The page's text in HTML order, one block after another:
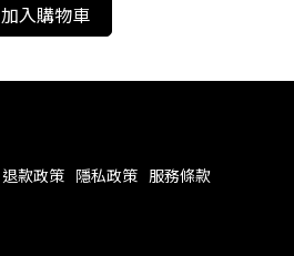
加入購物車
退款政策 隱私政策 服務條款